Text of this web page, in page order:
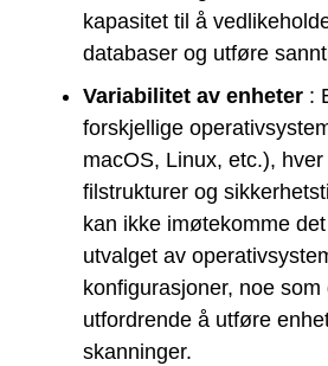
kapasitet til å
databaser og utføre
Variabilitet av enheter :
forskjellige
macOS, Linux, etc.),
filstrukturer og
kan ikke imøtekomme
utvalget av
konfigurasjoner, noe som
utfordrende å utføre
skanninger.